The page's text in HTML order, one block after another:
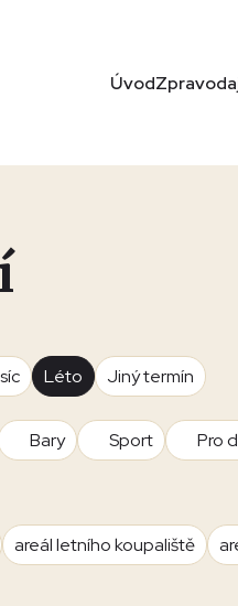
Úvod
Léto
Jiný termín
Bary Sport Pro
areál letního koupaliště